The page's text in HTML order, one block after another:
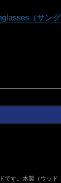
（サング
です。木製（ウッド